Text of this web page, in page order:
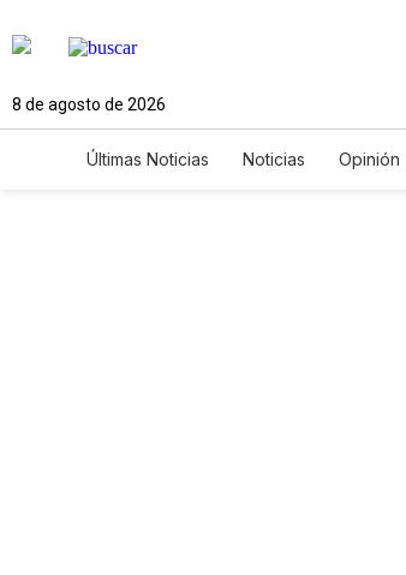
8 de agosto de 2026
Últimas Noticias Noticias Opinión